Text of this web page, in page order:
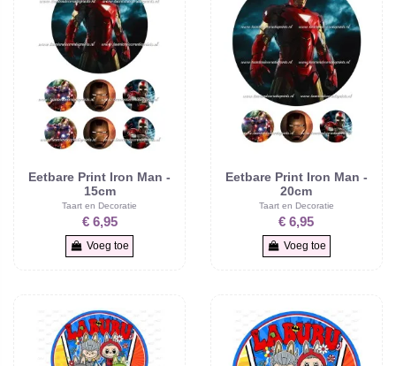
Eetbare Print Iron Man -
15cm
Taart en Decoratie
€ 6,95
Voeg toe
Eetbare Print Iron Man -
20cm
Taart en Decoratie
€ 6,95
Voeg toe